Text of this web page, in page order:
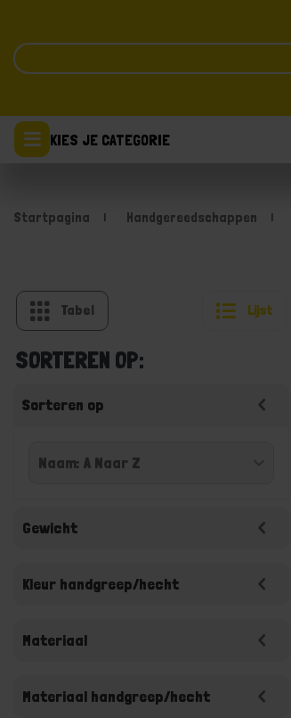
KIES JE CATEGORIE
Startpagina Handgereedschappen
Tabel Lijst
SORTEREN OP:
Sorteren op
Gewicht
Kleur handgreep/hecht
Materiaal
Materiaal handgreep/hecht